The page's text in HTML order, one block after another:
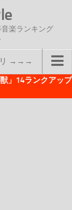
楽ランキング
リ →→→
」14ランクアップ